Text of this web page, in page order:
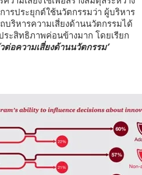
รประยุกต์ใช้นวัตกรรมว่า ผู้บริหาร
บริหารความเสี่ยงด้านนวัตกรรมได้
ะสิทธิภาพค่อนข้างมาก โดยเรียก
อความเสี่ยงด้านนวัตกรรม’